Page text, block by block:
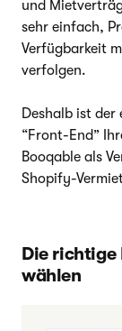
und
sehr einfach,
Verfügbarkeit
verfolgen.
Deshalb ist
“Front-End”
Booqable als
Shopify-
Die
wählen